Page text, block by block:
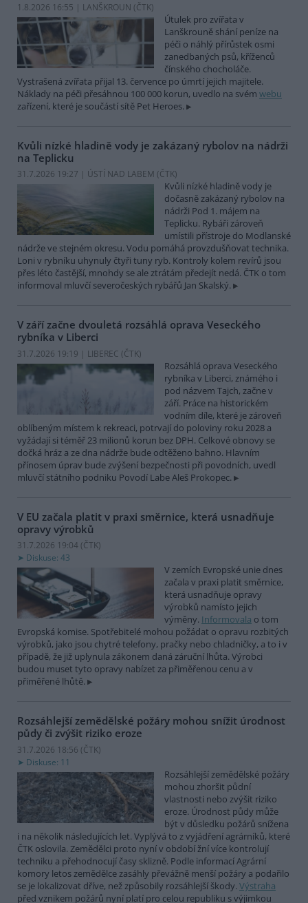
1.8.2026 16:55 | LANŠKROUN (ČTK)
Útulek pro zvířata v
Lanškrouně shání peníze na
péči o náhlý přírůstek osmi
zanedbaných psů, kříženců
čínského chocholáče.
Vystrašená zvířata přijal 13. července po úmrtí jejich majitele.
Náklady na péči přesáhnou 100 000 korun, uvedlo na svém webu
zařízení, které je součástí sítě Pet Heroes.
Kvůli nízké hladině vody je zakázaný rybolov na nádrži
na Teplicku
31.7.2026 19:27 | ÚSTÍ NAD LABEM (ČTK)
Kvůli nízké hladině vody je
dočasně zakázaný rybolov na
nádrži Pod 1. májem na
Teplicku. Rybáři zároveň
umístili přístroje do Modlanské
nádrže ve stejném okresu. Vodu pomáhá provzdušňovat technika.
Loni v rybníku uhynuly čtyři tuny ryb. Kontroly kolem revírů jsou
přes léto častější, mnohdy se ale ztrátám předejít nedá. ČTK o tom
informoval mluvčí severočeských rybářů Jan Skalský.
V září začne dvouletá rozsáhlá oprava Veseckého
rybníka v Liberci
31.7.2026 19:19 | LIBEREC (ČTK)
Rozsáhlá oprava Veseckého
rybníka v Liberci, známého i
pod názvem Tajch, začne v
září. Práce na historickém
vodním díle, které je zároveň
oblíbeným místem k rekreaci, potrvají do poloviny roku 2028 a
vyžádají si téměř 23 milionů korun bez DPH. Celkové obnovy se
dočká hráz a ze dna nádrže bude odtěženo bahno. Hlavním
přínosem úprav bude zvýšení bezpečnosti při povodních, uvedl
mluvčí státního podniku Povodí Labe Aleš Prokopec.
V EU začala platit v praxi směrnice, která usnadňuje
opravy výrobků
31.7.2026 19:04 (ČTK)
Diskuse: 43
V zemích Evropské unie dnes
začala v praxi platit směrnice,
která usnadňuje opravy
výrobků namísto jejich
výměny. Informovala o tom
Evropská komise. Spotřebitelé mohou požádat o opravu rozbitých
výrobků, jako jsou chytré telefony, pračky nebo chladničky, a to i v
případě, že již uplynula zákonem daná záruční lhůta. Výrobci
budou muset tyto opravy nabízet za přiměřenou cenu a v
přiměřené lhůtě.
Rozsáhlejší zemědělské požáry mohou snížit úrodnost
půdy či zvýšit riziko eroze
31.7.2026 18:56 (ČTK)
Diskuse: 11
Rozsáhlejší zemědělské požáry
mohou zhoršit půdní
vlastnosti nebo zvýšit riziko
eroze. Úrodnost půdy může
být v důsledku požárů snížena
i na několik následujících let. Vyplývá to z vyjádření agrárníků, které
ČTK oslovila. Zemědělci proto nyní v období žní více kontrolují
techniku a přehodnocují časy sklizně. Podle informací Agrární
komory letos zemědělce zasáhly převážně menší požáry a podařilo
se je lokalizovat dříve, než způsobily rozsáhlejší škody. Výstraha
před vznikem požárů nyní platí pro celou republiku s výjimkou